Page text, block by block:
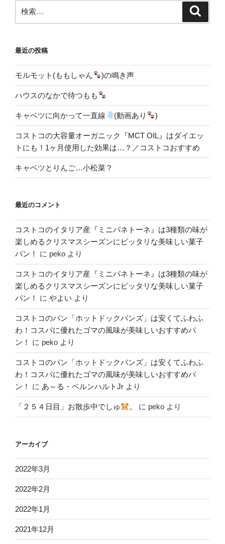
索:
最近の投稿
モルモット(ももしゃん )の鳴き声
ハウスのなかで待つもも
キャベツに向かって一直線 (動画あり )
コストコの大容量オーガニック『MCT OIL』はダイエッ
トにも！1ヶ月使用した効果は…？／コストコおすすめ
キャベツとりんご…小松菜？
最近のコメント
コストコのイタリア産『ミニパネトーネ』は3種類の味が
楽しめるクリスマスシーズンにピッタリな美味しい菓子
パン！
に peko より
コストコのイタリア産『ミニパネトーネ』は3種類の味が
楽しめるクリスマスシーズンにピッタリな美味しい菓子
パン！
に やよい より
コストコのパン「ホットドックバンズ」は安くてふわふ
わ！コスパに優れたゴマの風味が美味しいおすすめパ
ン！
に peko より
コストコのパン「ホットドックバンズ」は安くてふわふ
わ！コスパに優れたゴマの風味が美味しいおすすめパ
ン！
に あ～る・ベルンハルトJr より
「２５４日目」お散歩中でしゅ 。 に peko より
アーカイブ
2022年3月
2022年2月
2022年1月
2021年12月